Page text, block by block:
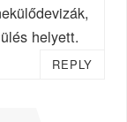
helyett.
REPLY